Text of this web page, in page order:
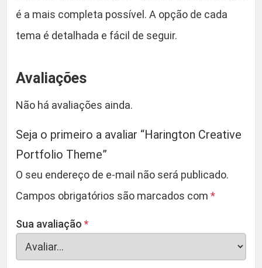
é a mais completa possível. A opção de cada
tema é detalhada e fácil de seguir.
Avaliações
Não há avaliações ainda.
Seja o primeiro a avaliar “Harington Creative
Portfolio Theme”
O seu endereço de e-mail não será publicado.
Campos obrigatórios são marcados com *
Sua avaliação *